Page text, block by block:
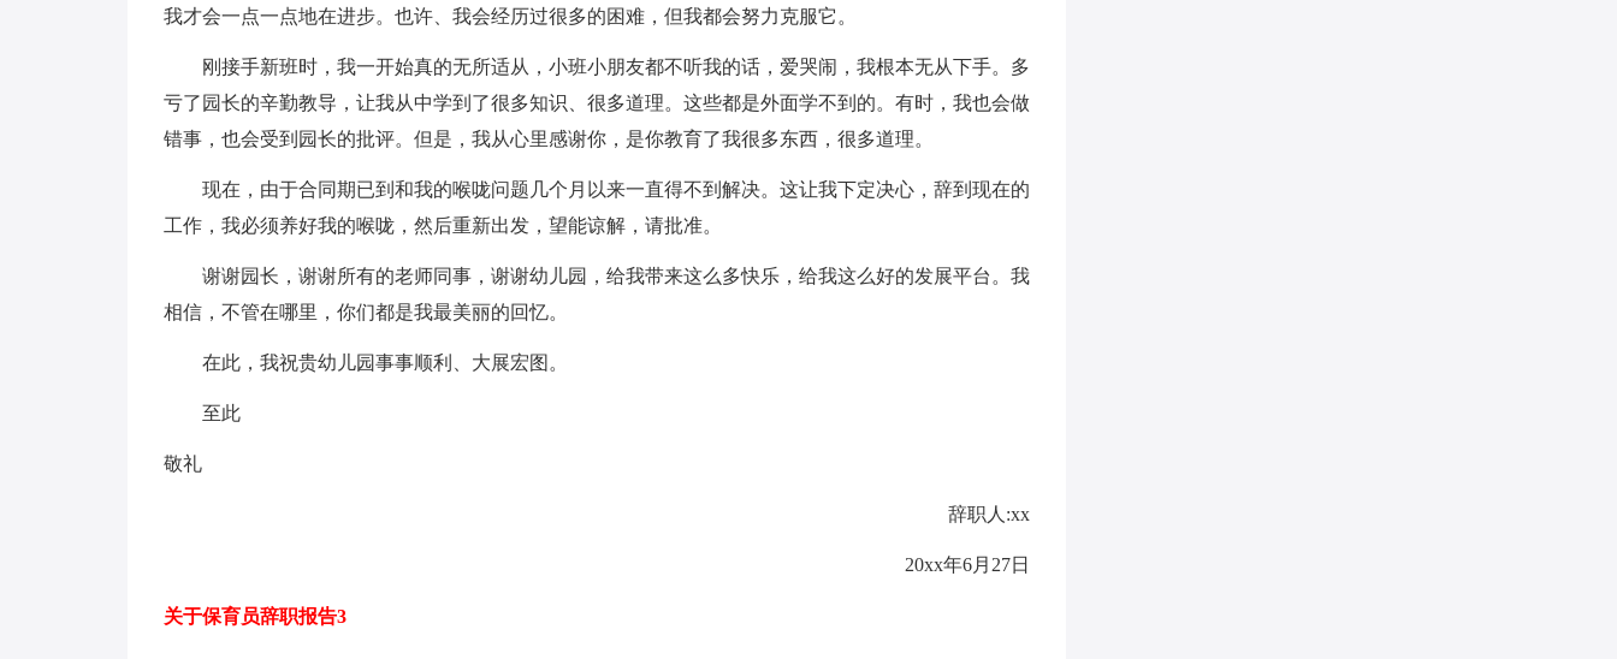
我才会一点一点地在进步。也许、我会经历过很多的困难，但我都会努力克服它。
刚接手新班时，我一开始真的无所适从，小班小朋友都不听我的话，爱哭闹，我根本无从下手。多
亏了园长的辛勤教导，让我从中学到了很多知识、很多道理。这些都是外面学不到的。有时，我也会做
错事，也会受到园长的批评。但是，我从心里感谢你，是你教育了我很多东西，很多道理。
现在，由于合同期已到和我的喉咙问题几个月以来一直得不到解决。这让我下定决心，辞到现在的
工作，我必须养好我的喉咙，然后重新出发，望能谅解，请批准。
谢谢园长，谢谢所有的老师同事，谢谢幼儿园，给我带来这么多快乐，给我这么好的发展平台。我
相信，不管在哪里，你们都是我最美丽的回忆。
在此，我祝贵幼儿园事事顺利、大展宏图。
至此
敬礼
辞职人:xx
20xx年6月27日
关于保育员辞职报告3